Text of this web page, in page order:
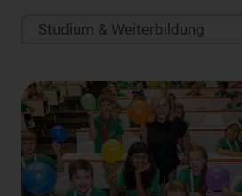
Studium & Weiterbildung